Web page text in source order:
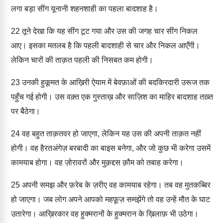
लगा बड़ा सींग यूनानी शहनशाही का पहला बादशाह है।
22 तूने देखा कि यह सींग टूट गया और उस की जगह चार सींग निकल
आए। इसका मतलब है कि पहली बादशाही से चार और निकल आएँगी।
लेकिन चारों की ताक़त पहली की निसबत कम होगी।
23उनकी हुकूमत के आख़िरी ऐयाम में बेवफ़ाओं की बदकिरदारी उरूज तक
पहुँच गई होगी। उस वक़्त एक गुस्ताख़ और साज़िश का माहिर बादशाह तख़्त
पर बैठेगा।
24वह बहुत ताक़तवर हो जाएगा, लेकिन यह उस की अपनी ताक़त नहीं
होगी। वह हैरतअंगेज़ बरबादी का बाइस बनेगा, और जो कुछ भी करेगा उसमें
कामयाब होगा। वह ज़ोरावरों और मुक़द्दस क़ौम को तबाह करेगा।
25 अपनी समझ और फ़रेब के ज़रीए वह कामयाब रहेगा। तब वह मुतकब्बिर
हो जाएगा। जब लोग अपने आपको महफ़ूज़ समझेंगे तो वह उन्हें मौत के घाट
उतारेगा। आख़िरकार वह हुक्मरानों के हुक्मरान के ख़िलाफ़ भी उठेगा।